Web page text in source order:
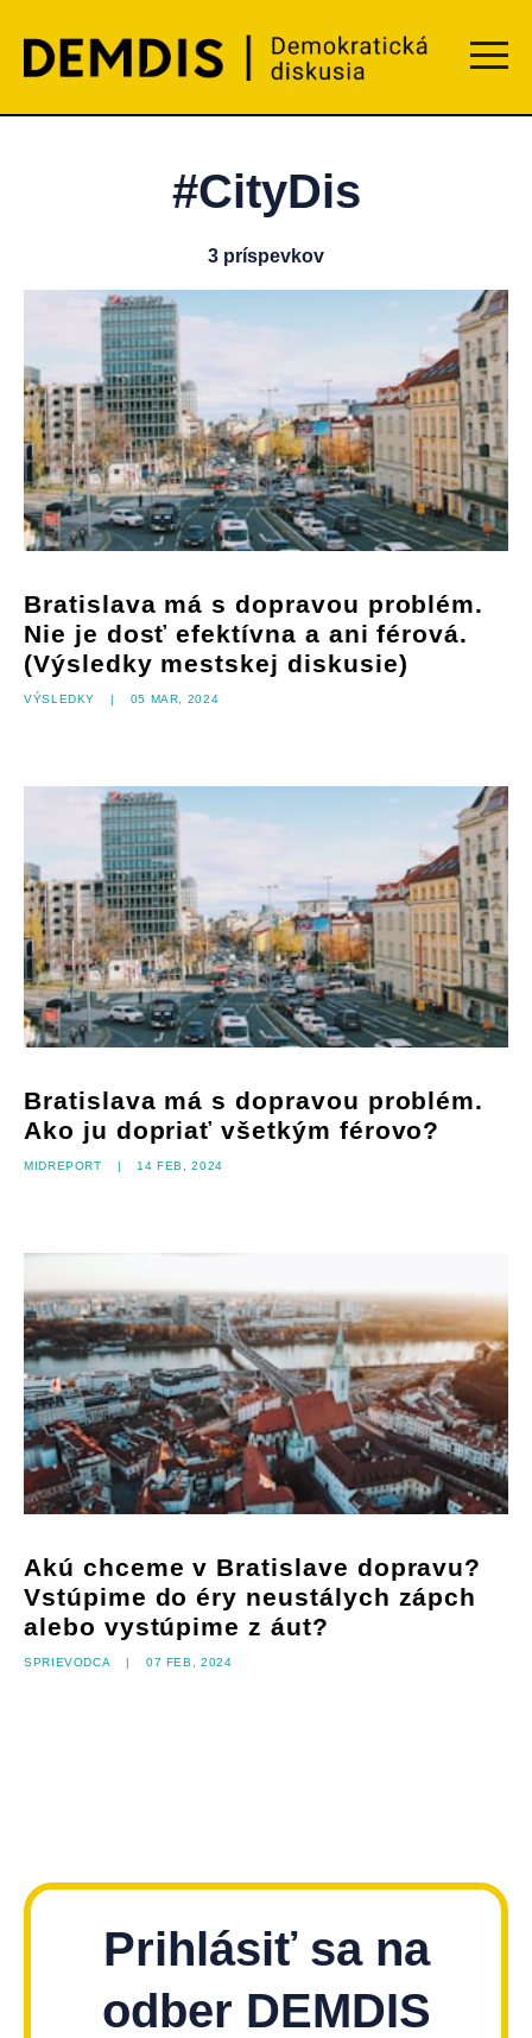
Menu
#CityDis
3 príspevkov
Bratislava má s dopravou problém.
Nie je dosť efektívna a ani férová.
(Výsledky mestskej diskusie)
Výsledky | 05 mar, 2024
Bratislava má s dopravou problém.
Ako ju dopriať všetkým férovo?
Midreport | 14 feb, 2024
Akú chceme v Bratislave dopravu?
Vstúpime do éry neustálych zápch
alebo vystúpime z áut?
Sprievodca | 07 feb, 2024
Prihlásiť sa na
odber DEMDIS